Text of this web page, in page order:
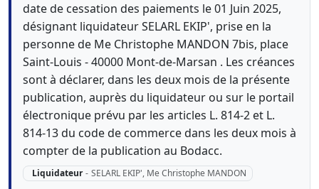
date de cessation des paiements le 01 Juin 2025,
désignant liquidateur SELARL EKIP', prise en la
personne de Me Christophe MANDON 7bis, place
Saint-Louis - 40000 Mont-de-Marsan . Les créances
sont à déclarer, dans les deux mois de la présente
publication, auprès du liquidateur ou sur le portail
électronique prévu par les articles L. 814-2 et L.
814-13 du code de commerce dans les deux mois à
compter de la publication au Bodacc.
Liquidateur - SELARL EKIP', Me Christophe MANDON